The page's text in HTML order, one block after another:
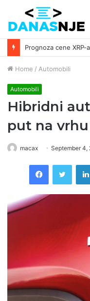
Home / Automobili
Automobili
Hibridni
put na
macax September 4,
Facebook